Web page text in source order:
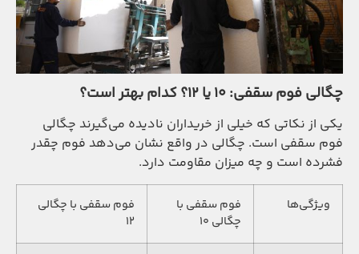
چگالی فوم سقفی: ۱۰ یا ۱۲؟ کدام بهتر است؟
یکی از نکاتی که خیلی از خریداران نادیده می‌گیرند چگالی
فوم سقفی است. چگالی در واقع نشان می‌دهد فوم چقدر
فشرده است و چه میزان مقاومت دارد.
ویژگی‌ها
فوم سقفی با
چگالی ۱۰
فوم سقفی با چگالی
۱۲